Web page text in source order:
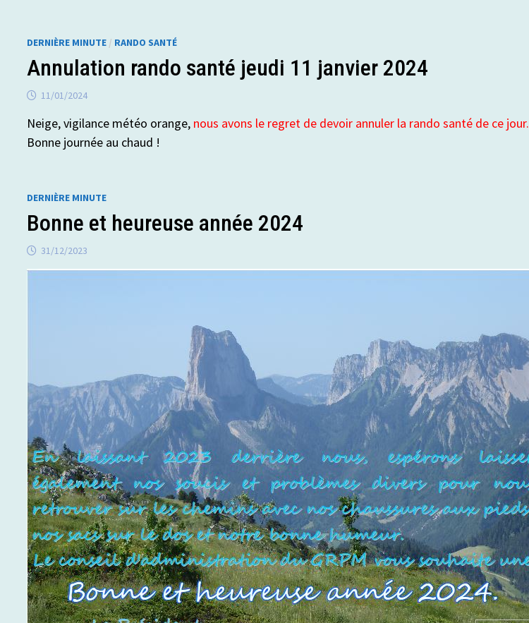
DERNIÈRE MINUTE / RANDO SANTÉ
Annulation rando santé jeudi 11 janvier 2024
11/01/2024
Neige, vigilance météo orange, nous avons le regret de devoir annuler la rando santé de ce jour.
Bonne journée au chaud !
DERNIÈRE MINUTE
Bonne et heureuse année 2024
31/12/2023